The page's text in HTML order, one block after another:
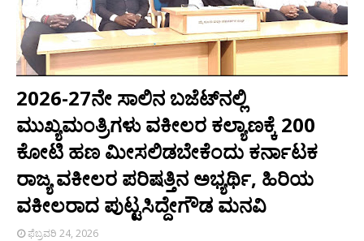
2026-27ನೇ ಸಾಲಿನ ಬಜೆಟ್‌ನಲ್ಲಿ
ಮುಖ್ಯಮಂತ್ರಿಗಳು ವಕೀಲರ ಕಲ್ಯಾಣಕ್ಕೆ 200
ಕೋಟಿ ಹಣ ಮೀಸಲಿಡಬೇಕೆಂದು ಕರ್ನಾಟಕ
ರಾಜ್ಯ ವಕೀಲರ ಪರಿಷತ್ತಿನ ಅಭ್ಯರ್ಥಿ, ಹಿರಿಯ
ವಕೀಲರಾದ ಪುಟ್ಟಸಿದ್ದೇಗೌಡ ಮನವಿ
ಫೆಬ್ರವರಿ 24, 2026